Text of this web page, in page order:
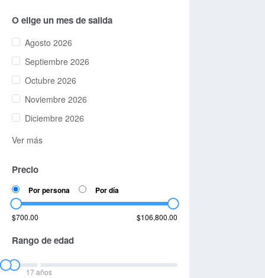
O elige un mes de salida
Agosto 2026
Septiembre 2026
Octubre 2026
Noviembre 2026
Diciembre 2026
Ver más
Precio
Por persona Por día
$700.00 $106,800.00
Rango de edad
17 años